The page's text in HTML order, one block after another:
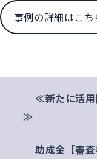
事例の詳細はこち
≪新たに活用
≫
助成金【審査